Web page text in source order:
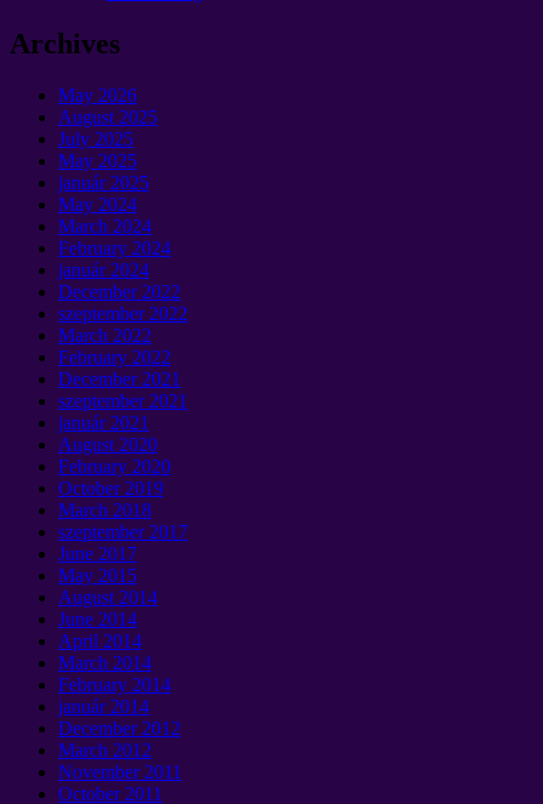
Archives
May 2026
August 2025
July 2025
May 2025
január 2025
May 2024
March 2024
February 2024
január 2024
December2022
szeptember 2022
March 2022
February 2022
December2021
szeptember 2021
január 2021
August 2020
February 2020
October2019
March 2018
szeptember 2017
June 2017
May 2015
August 2014
June 2014
April 2014
March 2014
February 2014
január 2014
December2012
March 2012
November2011
October2011